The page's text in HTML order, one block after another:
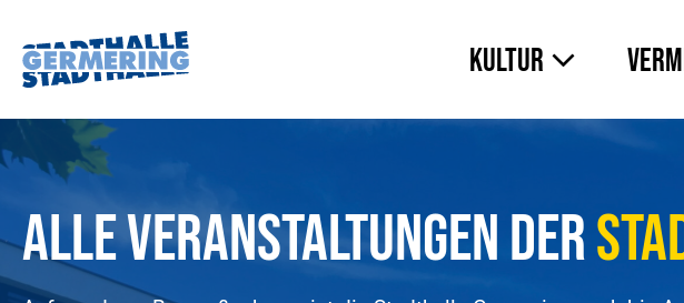
Kultur
Alle Veranstaltungen der